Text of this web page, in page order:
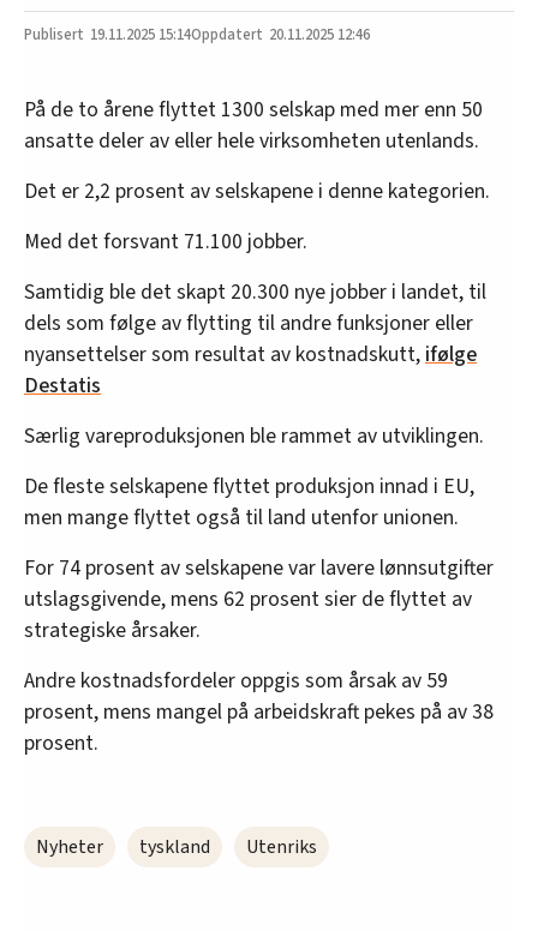
19.11.2025 15:14 20.11.2025 12:46
På de to årene flyttet 1300 selskap med mer enn 50
ansatte deler av eller hele virksomheten utenlands.
Det er 2,2 prosent av selskapene i denne kategorien.
Med det forsvant 71.100 jobber.
Samtidig ble det skapt 20.300 nye jobber i landet, til
dels som følge av flytting til andre funksjoner eller
nyansettelser som resultat av kostnadskutt, ifølge
Destatis
Særlig vareproduksjonen ble rammet av utviklingen.
De fleste selskapene flyttet produksjon innad i EU,
men mange flyttet også til land utenfor unionen.
For 74 prosent av selskapene var lavere lønnsutgifter
utslagsgivende, mens 62 prosent sier de flyttet av
strategiske årsaker.
Andre kostnadsfordeler oppgis som årsak av 59
prosent, mens mangel på arbeidskraft pekes på av 38
prosent.
Nyheter tyskland Utenriks